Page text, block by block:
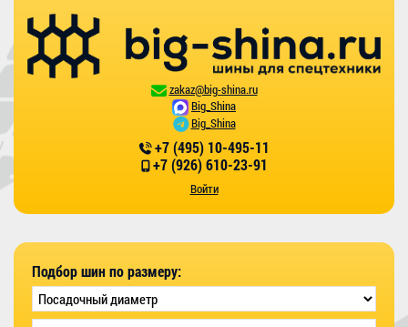
zakaz@big-shina.ru
Big_Shina
Big_Shina
+7 (495) 10-495-11
+7 (926) 610-23-91
Войти
Подбор шин по размеру: